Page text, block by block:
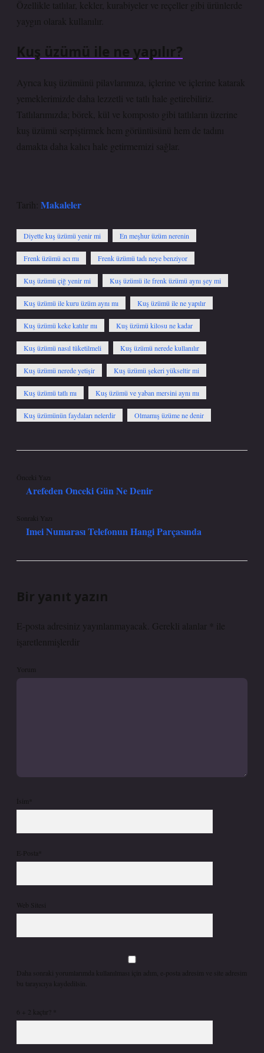
Özellikle tatlılar, kekler, kurabiyeler ve reçeller gibi ürünlerde
yaygın olarak kullanılır.
Kuş üzümü ile ne yapılır?
Ayrıca kuş üzümünü pilavlarımıza, içlerine ve içlerine katarak
yemeklerimizde daha lezzetli ve tatlı hale getirebiliriz.
Tatlılarımızda; börek, kül ve komposto gibi tatlıların üzerine
kuş üzümü serpiştirmek hem görüntüsünü hem de tadını
damakta daha kalıcı hale getirmemizi sağlar.
Tarih: Makaleler
Diyette kuş üzümü yenir mi En meşhur üzüm nerenin
Frenk üzümü acı mı Frenk üzümü tadı neye benziyor
Kuş üzümü çiğ yenir mi Kuş üzümü ile frenk üzümü aynı şey mi
Kuş üzümü ile kuru üzüm aynı mı Kuş üzümü ile ne yapılır
Kuş üzümü keke katılır mı Kuş üzümü kilosu ne kadar
Kuş üzümü nasıl tüketilmeli Kuş üzümü nerede kullanılır
Kuş üzümü nerede yetişir Kuş üzümü şekeri yükseltir mi
Kuş üzümü tatlı mı Kuş üzümü ve yaban mersini aynı mı
Kuş üzümünün faydaları nelerdir Olmamış üzüme ne denir
Önceki Yazı
Arefeden Onceki Gün Ne Denir
Sonraki Yazı
Imei Numarası Telefonun Hangi Parçasında
Bir yanıt yazın
E-posta adresiniz yayınlanmayacak. Gerekli alanlar
ile
işaretlenmişlerdir
Yorum
İsim*
E-Posta*
Web Sitesi
Daha sonraki yorumlarımda kullanılması için adım, e-posta adresim ve site adresim
bu tarayıcıya kaydedilsin.
6 + 2 kaçtır?